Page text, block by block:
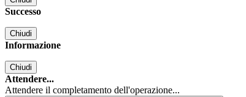
Successo
Chiudi
Informazione
Chiudi
Attendere...
Attendere il completamento dell'operazione...